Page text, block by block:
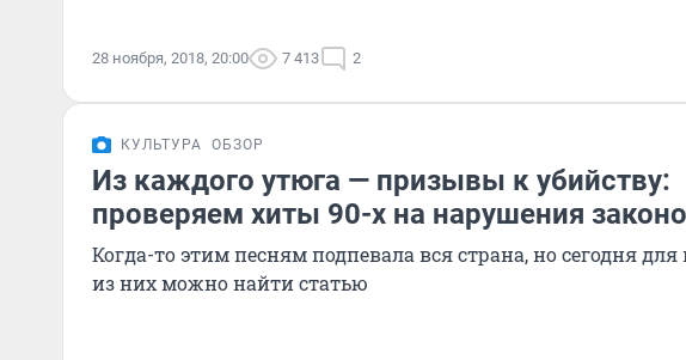
28 ноября, 2018, 20:00 7 413 2
КУЛЬТУРА ОБЗОР
Из каждого утюга — призывы к убийству:
проверяем хиты 90-х на нарушения
Когда-то этим песням подпевала вся страна, но сегодня
из них можно найти статью